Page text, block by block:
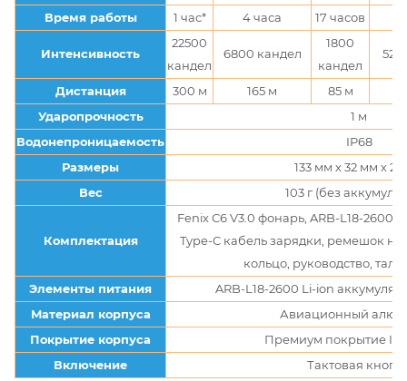
Время работы 1 час* 4 часа 17 часов
Интенсивность
22500
кандел
6800 кандел
1800
кандел
520
Дистанция 300 м 165 м 85 м
Ударопрочность
1 м
Водонепроницаемость
IP68
Размеры
133 мм х 32 мм х
Вес
103 г (без
Комплектация
Fenix C6 V3.0 фонарь, ARB-L18-2600
Type-C кабель зарядки, ремешок на
кольцо, руководство,
Элементы питания
ARB-L18-2600 Li-ion
Материал корпуса
Авиационный
Покрытие корпуса
Премиум покрытие III
Включение
Тактовая